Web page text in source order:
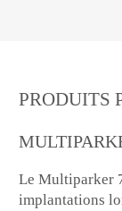
PRODUITS
Le Multiparker
implantations